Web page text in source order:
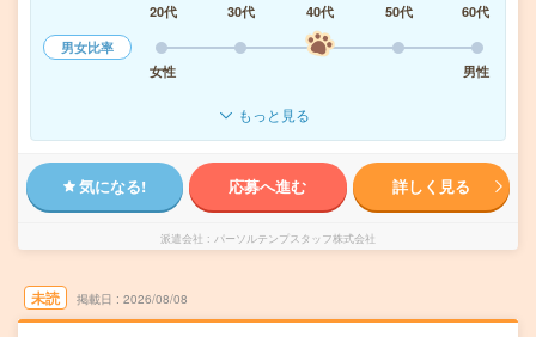
20代
30代 40代 50代
60代
男女比率
女性
男性
もっと見る
気になる! 応募へ進む 詳しく見る
派遣会社 パーソルテンプスタッフ株式会社
未読 掲載日 2026/08/08